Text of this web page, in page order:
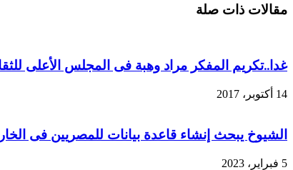
مقالات ذات صلة
غدا..تكريم المفكر مراد وهبة فى المجلس الأعلى
14 أكتوبر، 2017
الشيوخ يبحث إنشاء قاعدة بيانات للمصريين فى
5 فبراير، 2023